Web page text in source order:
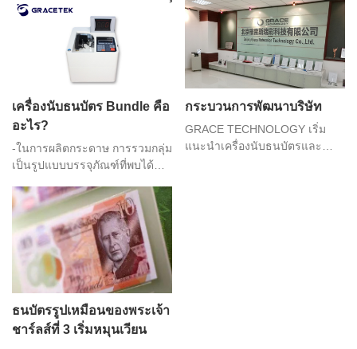
และจัดการเงินสดได้อย่างมี
ประสิทธิภาพและแม่นยำ มี
คุณสมบัติหลักหลายประการที่
ทำให้เครื่องนับธนบัตรที่ดีแตก
ต่างจากเครื่องนับธนบัตร
ในท้องตลาด ดังนั้น หากคุณ
ต้องการระบบตรวจสอบเงินที่เชื่อ
ถือได้สำหรับธุรกิจหรือการเงิน
ส่วนบุคคลของคุณ โปรดอ่าน
ข้อมูลเพิ่มเติมเกี่ยวกับเครื่องตรวจ
จับเงิน-
เครื่องนับธนบัตร Bundle คือ
อะไร?
-ในการผลิตกระดาษ การรวมกลุ่ม
เป็นรูปแบบบรรจุภัณฑ์ที่พบได้
มัด มัดจะถูกป้อนเข้าไปในเครื่อง
และจะนับธนบัตรแต่ละฉบับใน
ชุด เครื่องนับธนบัตรแบบมัดรวม
มีข้อได้เปรียบเหนือเครื่องนับธน
บัตรอื่นๆ หลายประการ นั่นคือ
ซื้อและบำรุงรักษาได้ถูกกว่า
น่าเชื่อถือมากกว่า-
กระบวนการพัฒนาบริษัท
GRACE TECHNOLOGY เริ่ม
แนะนำเครื่องนับธนบัตรและ
ธนบัตรรูปเหมือนของพระเจ้า
ชาร์ลส์ที่ 3 เริ่มหมุนเวียน